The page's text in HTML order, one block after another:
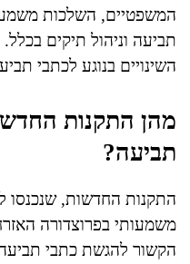
המשפטיים, השלכות
תביעה וניהול תיקים
השינויים בנוגע לכתבי
מהן התקנות
תביעה?
משמעותי בפרוצדורה
הקשור להגשת כתבי